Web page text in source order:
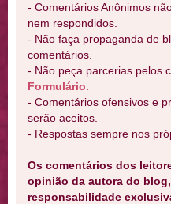
- Comentários Anônimos
nem respondidos.
- Não faça propaganda de
comentários.
- Não peça parcerias pelos
Formulário
- Comentários ofensivos e
serão aceitos.
- Respostas sempre nos
Os comentários dos
opinião da autora do
responsabilidade